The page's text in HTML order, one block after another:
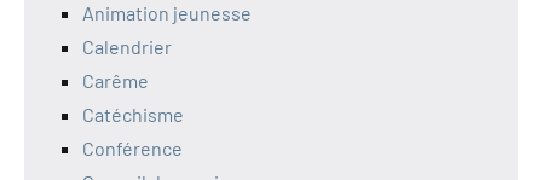
Animation jeunesse
Calendrier
Carême
Catéchisme
Conférence